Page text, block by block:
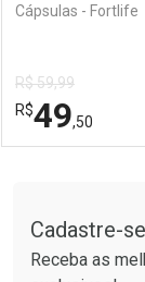
Cápsulas - Fortlife
R$ 59,99
R$49,50
Laboratório
Por Menos
Cadastre-
Receba as